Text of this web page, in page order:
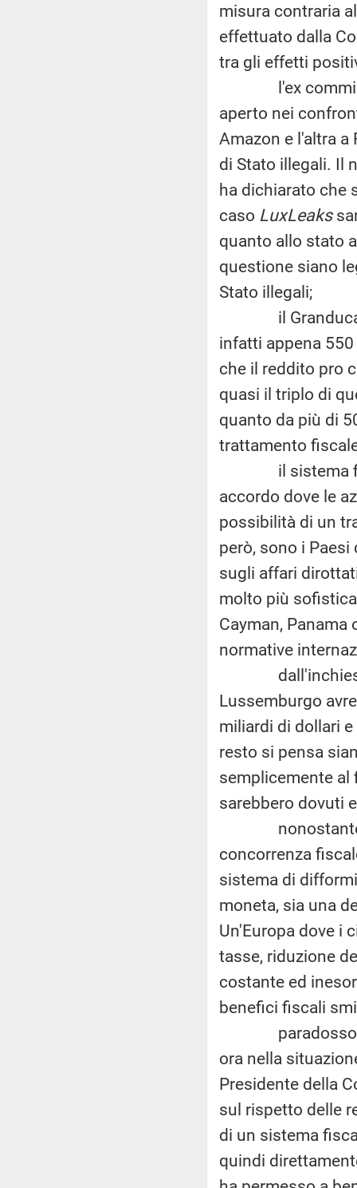
misura contraria
effettuato dalla
tra gli effetti
l'ex
aperto nei
Amazon e l'altra
di Stato illegali. Il
ha dichiarato che
caso LuxLeaks
quanto allo stato
questione siano
Stato illegali;
il Granducato
infatti appena
che il reddito pro
quasi il triplo di
quanto da più di
trattamento
il sistema
accordo dove le
possibilità di un
però, sono i
sugli affari
molto più
Cayman,
normative
dall'inchiesta
Lussemburgo
miliardi di dollari
resto si pensa
semplicemente al
sarebbero dovuti
nonostante
concorrenza
sistema di
moneta, sia una
Un'Europa dove i
tasse, riduzione
costante ed
benefici fiscali
paradosso
ora nella
Presidente della
sul rispetto delle
di un sistema
quindi